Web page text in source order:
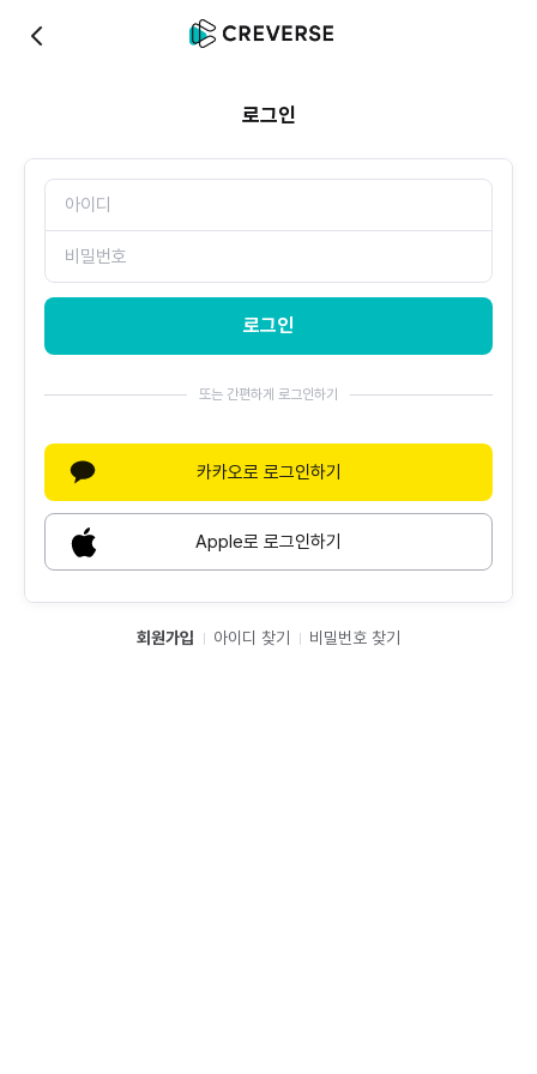
로그인
로그인
또는 간편하게 로그인하기
카카오로 로그인하기
Apple로 로그인하기
회원가입 아이디 찾기 비밀번호 찾기